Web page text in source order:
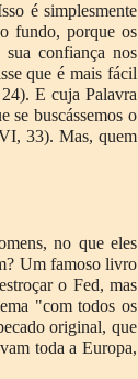
é simplesmente
fundo, porque os
confiança nos
que é mais fácil
E cuja Palavra
se buscássemos o
33). Mas, quem
no que eles
Um famoso livro
o Fed, mas
"com todos os
original, que
toda a Europa,